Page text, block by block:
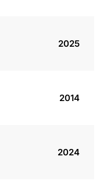
2025
2014
2024